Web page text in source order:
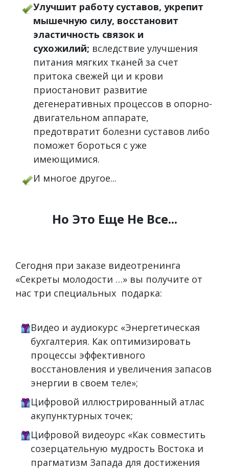
Улучшит работу суставов, укрепит
мышечную силу, восстановит
эластичность связок и
сухожилий; вследствие улучшения
питания мягких тканей за счет
притока свежей ци и крови
приостановит развитие
дегенеративных процессов в опорно-
двигательном аппарате,
предотвратит болезни суставов либо
поможет бороться с уже
имеющимися.
И многое другое...
Но Это Еще Не Все...
Сегодня при заказе видеотренинга
«Секреты молодости …» вы получите от
нас три специальных подарка:
Видео и аудиокурс «Энергетическая
бухгалтерия. Как оптимизировать
процессы эффективного
восстановления и увеличения запасов
энергии в своем теле»;
Цифровой иллюстрированный атлас
акупунктурных точек;
Цифровой видеоурс «Как совместить
созерцательную мудрость Востока и
прагматизм Запада для достижения